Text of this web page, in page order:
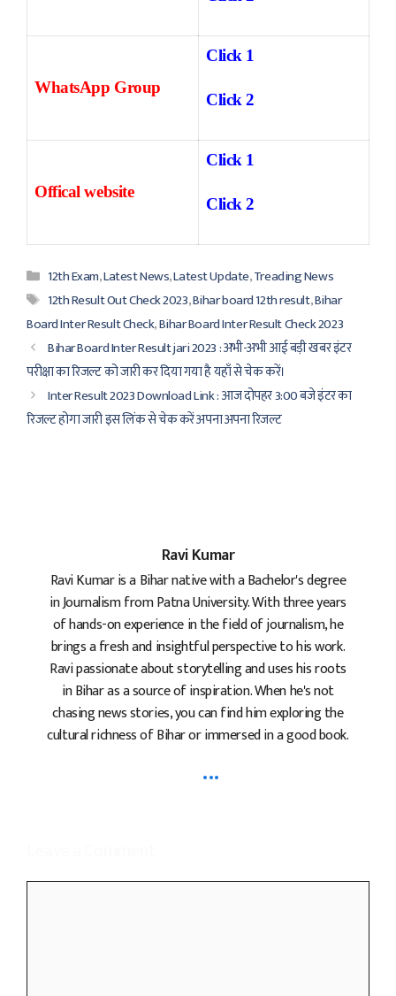
WhatsApp Group
Click 1
Click 2
Offical website
Click 1
Click 2
Categories
12th Exam,Latest News,Latest Update,Treading News
Tags
12th Result Out Check 2023,Bihar board 12th result,Bihar
Board Inter Result Check,Bihar Board Inter Result Check 2023
Bihar Board Inter Result jari 2023 : अभी-अभी आई बड़ी खबर इंटर
परीक्षा का रिजल्ट को जारी कर दिया गया है यहाँ से चेक करें।
Inter Result 2023 Download Link : आज दोपहर 3:00 बजे इंटर का
रिजल्ट होगा जारी इस लिंक से चेक करें अपना अपना रिजल्ट
Ravi Kumar
Ravi Kumar is a Bihar native with a Bachelor's degree
in Journalism from Patna University. With three years
of hands-on experience in the field of journalism, he
brings a fresh and insightful perspective to his work.
Ravi passionate about storytelling and uses his roots
in Bihar as a source of inspiration. When he's not
chasing news stories, you can find him exploring the
cultural richness of Bihar or immersed in a good book.
...
Comment